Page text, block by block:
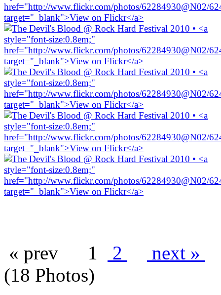
« prev 1 2
next »
(18 Photos)